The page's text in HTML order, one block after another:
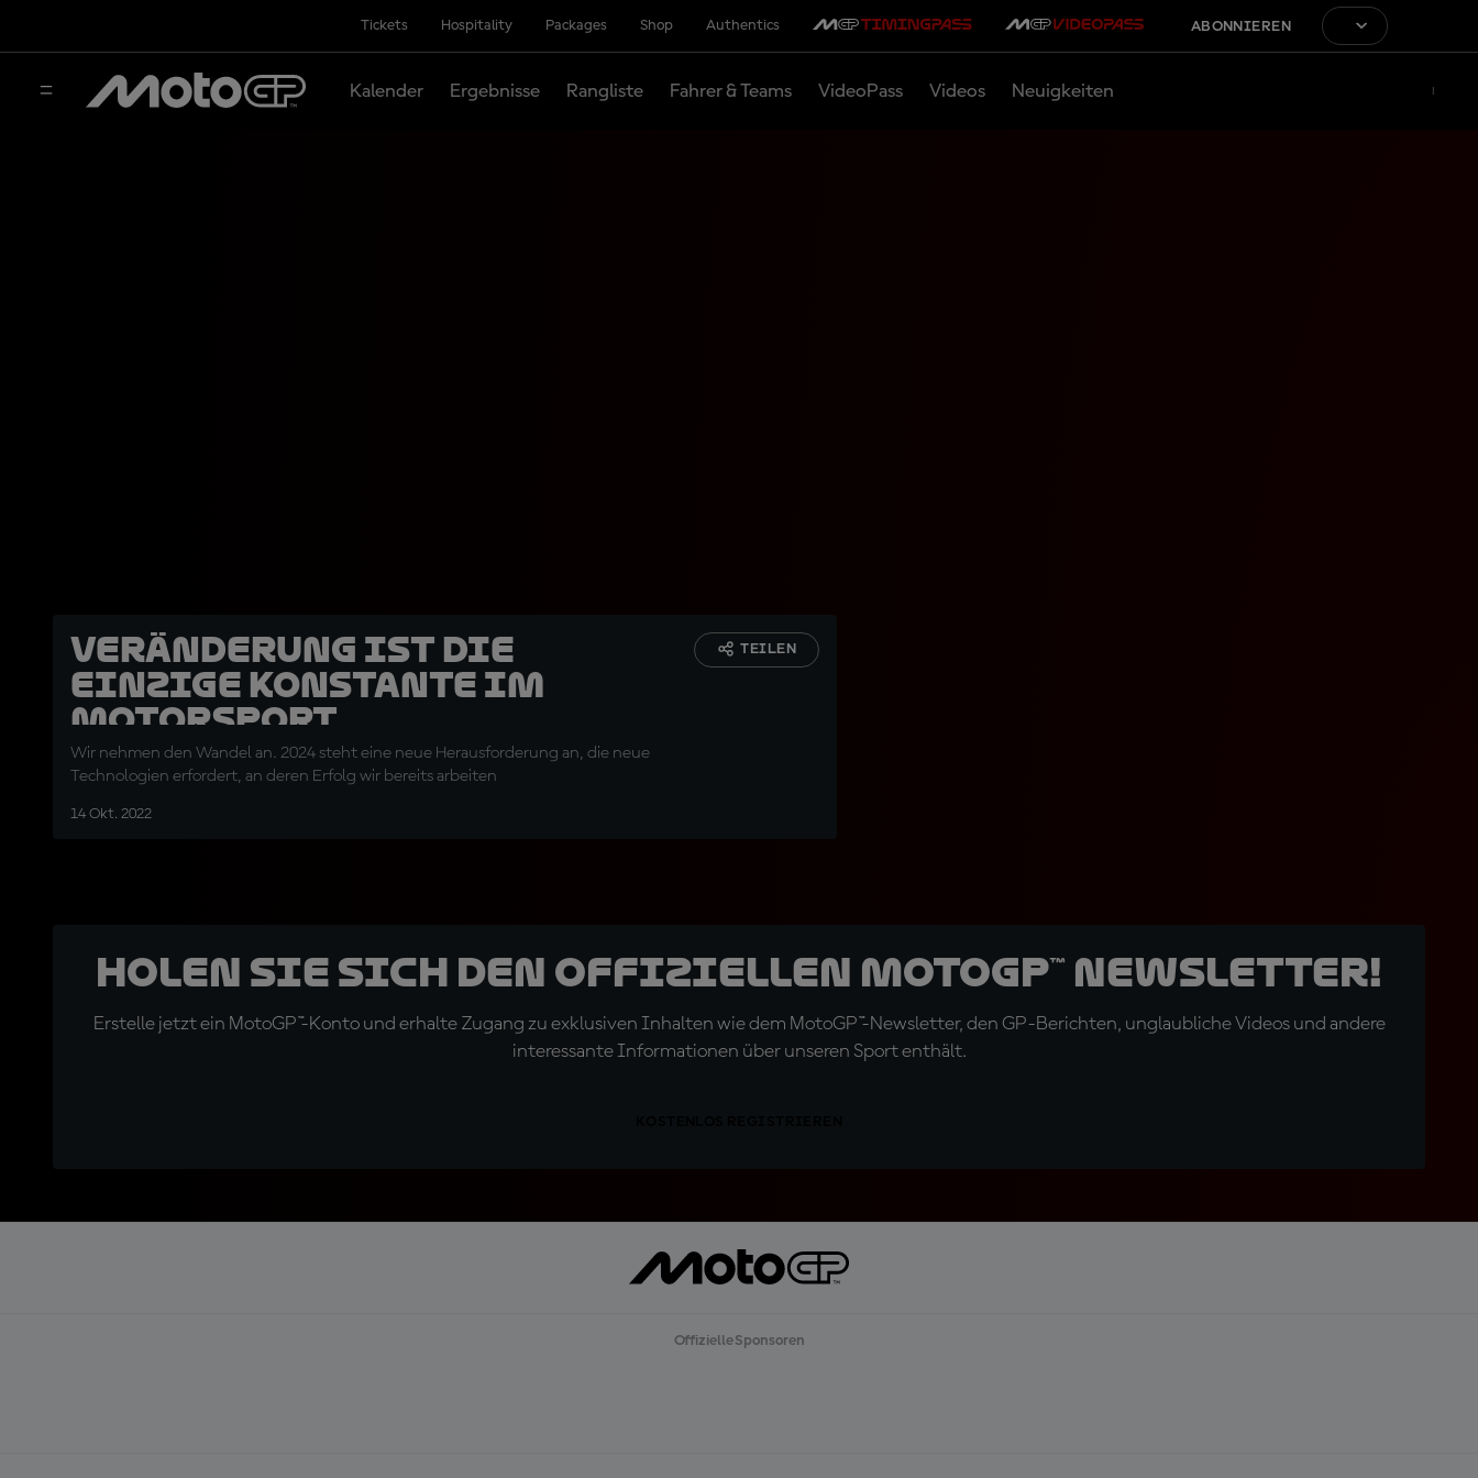
Tickets Hospitality Packages Shop Authentics ABONNIEREN
Kalender Ergebnisse Rangliste Fahrer & Teams VideoPass Videos Neuigkeiten
Veränderung ist die
einzige Konstante im
Motorsport
Wir nehmen den Wandel an. 2024 steht eine neue Herausforderung an, die neue
Technologien erfordert, an deren Erfolg wir bereits arbeiten
14 Okt. 2022
TEILEN
Holen Sie sich den offiziellen MotoGP™ Newsletter!
Erstelle jetzt ein MotoGP™-Konto und erhalte Zugang zu exklusiven Inhalten wie dem MotoGP™-Newsletter, den GP-Berichten, unglaubliche Videos und andere
interessante Informationen über unseren Sport enthält.
Offizielle Sponsoren